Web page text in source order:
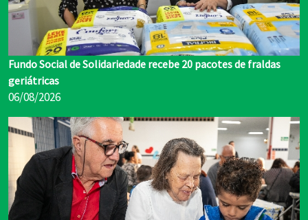
Fundo Social de Solidariedade recebe 20 pacotes de fraldas
geriátricas
06/08/2026